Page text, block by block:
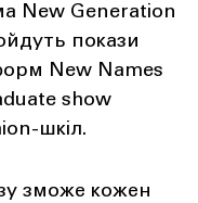
New Generation
покази
New Names
show
шкіл.
зможе кожен